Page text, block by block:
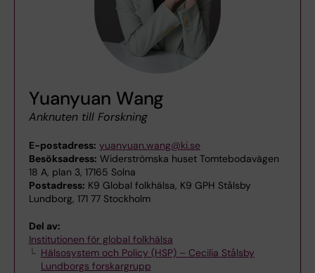
Yuanyuan Wang
Anknuten till Forskning
E-postadress: yuanyuan.wang@ki.se
Besöksadress: Widerströmska huset Tomtebodavägen
18 A, plan 3, 17165 Solna
Postadress: K9 Global folkhälsa, K9 GPH Stålsby
Lundborg, 171 77 Stockholm
Del av:
Institutionen för global folkhälsa
Hälsosystem och Policy (HSP) – Cecilia Stålsby
Lundborgs forskargrupp